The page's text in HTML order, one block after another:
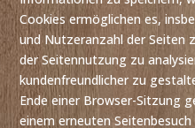
Cookies ermöglichen es,
und Nutzeranzahl der Seiten
der Seitennutzung zu
kundenfreundlicher zu
Ende einer Browser-Sitzung
einem erneuten